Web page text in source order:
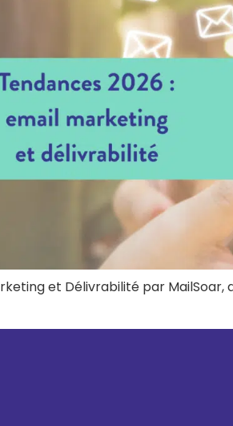
et Délivrabilité par